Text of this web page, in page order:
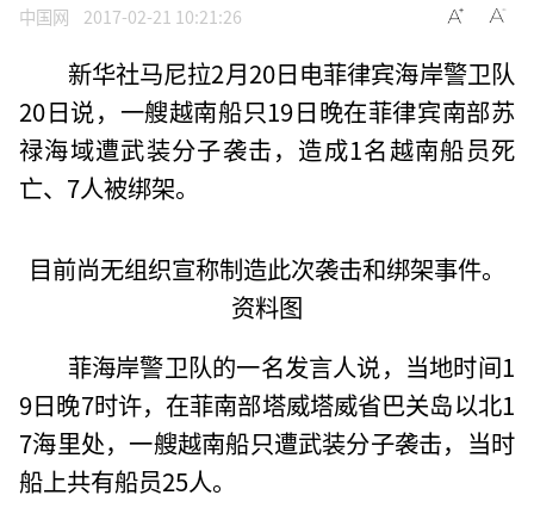
中国网 2017-02-21 10:21:26
新华社马尼拉2月20日电菲律宾海岸警卫队
20日说，一艘越南船只19日晚在菲律宾南部苏
禄海域遭武装分子袭击，造成1名越南船员死
亡、7人被绑架。
目前尚无组织宣称制造此次袭击和绑架事件。
资料图
菲海岸警卫队的一名发言人说，当地时间1
9日晚7时许，在菲南部塔威塔威省巴关岛以北1
7海里处，一艘越南船只遭武装分子袭击，当时
船上共有船员25人。